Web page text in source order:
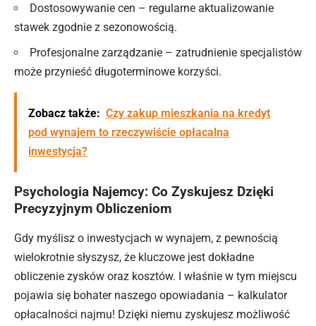
Dostosowywanie cen – regularne aktualizowanie
stawek zgodnie z sezonowością.
Profesjonalne zarządzanie – zatrudnienie specjalistów
może przynieść długoterminowe korzyści.
Zobacz także: Czy zakup mieszkania na kredyt
pod wynajem to rzeczywiście opłacalna
inwestycja?
Psychologia Najemcy: Co Zyskujesz Dzięki
Precyzyjnym Obliczeniom
Gdy myślisz o inwestycjach w wynajem, z pewnością
wielokrotnie słyszysz, że kluczowe jest dokładne
obliczenie zysków oraz kosztów. I właśnie w tym miejscu
pojawia się bohater naszego opowiadania – kalkulator
opłacalności najmu! Dzięki niemu zyskujesz możliwość